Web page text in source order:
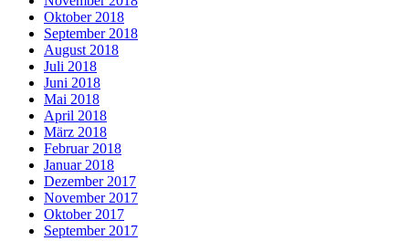
Oktober 2018
September 2018
August 2018
Juli 2018
Juni 2018
Mai 2018
April 2018
März 2018
Februar 2018
Januar 2018
Dezember 2017
November 2017
Oktober 2017
September 2017